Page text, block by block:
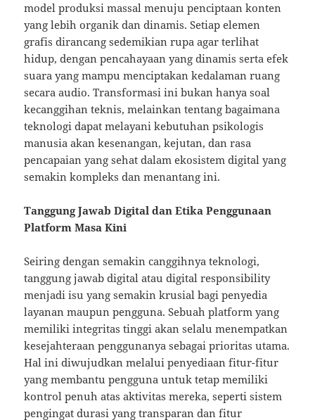
model produksi massal menuju penciptaan konten
yang lebih organik dan dinamis. Setiap elemen
grafis dirancang sedemikian rupa agar terlihat
hidup, dengan pencahayaan yang dinamis serta efek
suara yang mampu menciptakan kedalaman ruang
secara audio. Transformasi ini bukan hanya soal
kecanggihan teknis, melainkan tentang bagaimana
teknologi dapat melayani kebutuhan psikologis
manusia akan kesenangan, kejutan, dan rasa
pencapaian yang sehat dalam ekosistem digital yang
semakin kompleks dan menantang ini.
Tanggung Jawab Digital dan Etika Penggunaan
Platform Masa Kini
Seiring dengan semakin canggihnya teknologi,
tanggung jawab digital atau digital responsibility
menjadi isu yang semakin krusial bagi penyedia
layanan maupun pengguna. Sebuah platform yang
memiliki integritas tinggi akan selalu menempatkan
kesejahteraan penggunanya sebagai prioritas utama.
Hal ini diwujudkan melalui penyediaan fitur-fitur
yang membantu pengguna untuk tetap memiliki
kontrol penuh atas aktivitas mereka, seperti sistem
pengingat durasi yang transparan dan fitur